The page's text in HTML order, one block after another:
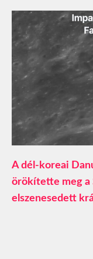
A dél-koreai
örökítette meg a
elszenesedett